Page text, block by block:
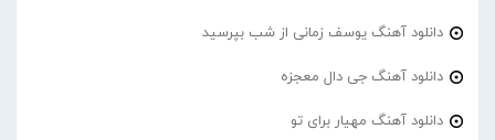
دانلود آهنگ یوسف زمانی از شب بپرسید
دانلود آهنگ جی دال معجزه
دانلود آهنگ مهیار برای تو